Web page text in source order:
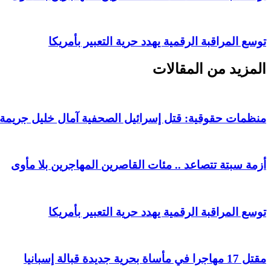
توسع المراقبة الرقمية يهدد حرية التعبير بأمريكا
المزيد من المقالات
منظمات حقوقية: قتل إسرائيل الصحفية آمال خليل
أزمة سبتة تتصاعد .. مئات القاصرين المهاجرين بلا مأوى
توسع المراقبة الرقمية يهدد حرية التعبير بأمريكا
مقتل 17 مهاجرا في مأساة بحرية جديدة قبالة إسبانيا